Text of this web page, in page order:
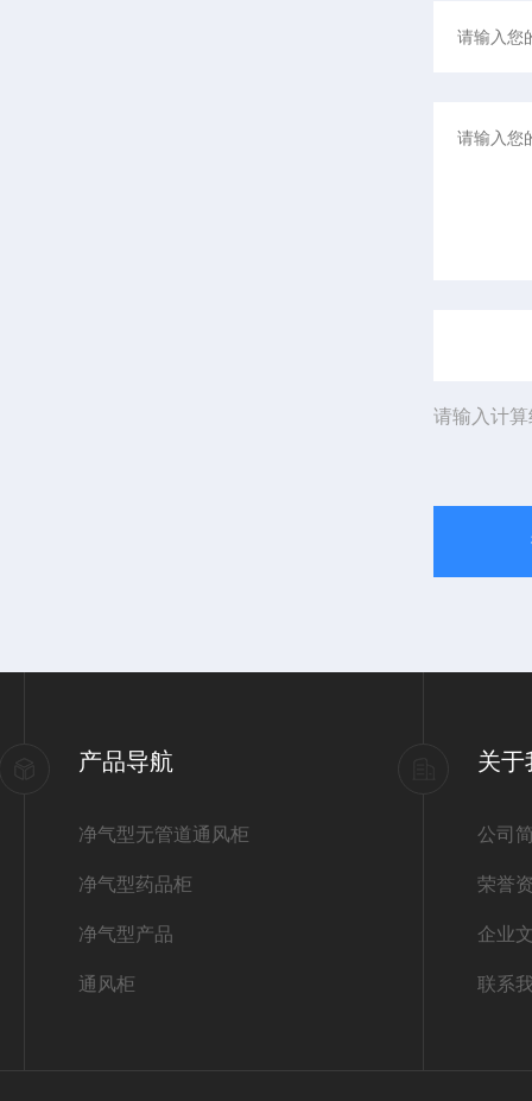
请输入计
产品导航
净气型无管道通风柜
净气型药品柜
净气型产品
通风柜
关于
公司
荣誉
企业
联系